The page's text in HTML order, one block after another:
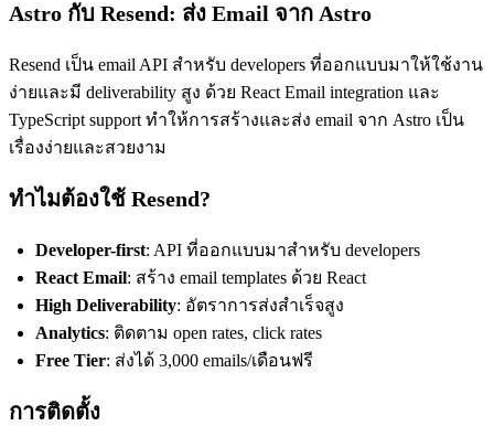
Astro กับ Resend: ส่ง Email จาก Astro
Resend เป็น email API สำหรับ developers ที่ออกแบบมาให้ใช้งาน
ง่ายและมี deliverability สูง ด้วย React Email integration และ
TypeScript support ทำให้การสร้างและส่ง email จาก Astro เป็น
เรื่องง่ายและสวยงาม
ทำไมต้องใช้ Resend?
Developer-first: API ที่ออกแบบมาสำหรับ developers
React Email: สร้าง email templates ด้วย React
High Deliverability: อัตราการส่งสำเร็จสูง
Analytics: ติดตาม open rates, click rates
Free Tier: ส่งได้ 3,000 emails/เดือนฟรี
การติดตั้ง